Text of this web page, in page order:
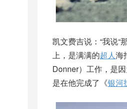
凯文费吉说：“我说
上，是满满的超人海
Donner）工作，是
是在他完成了《银河